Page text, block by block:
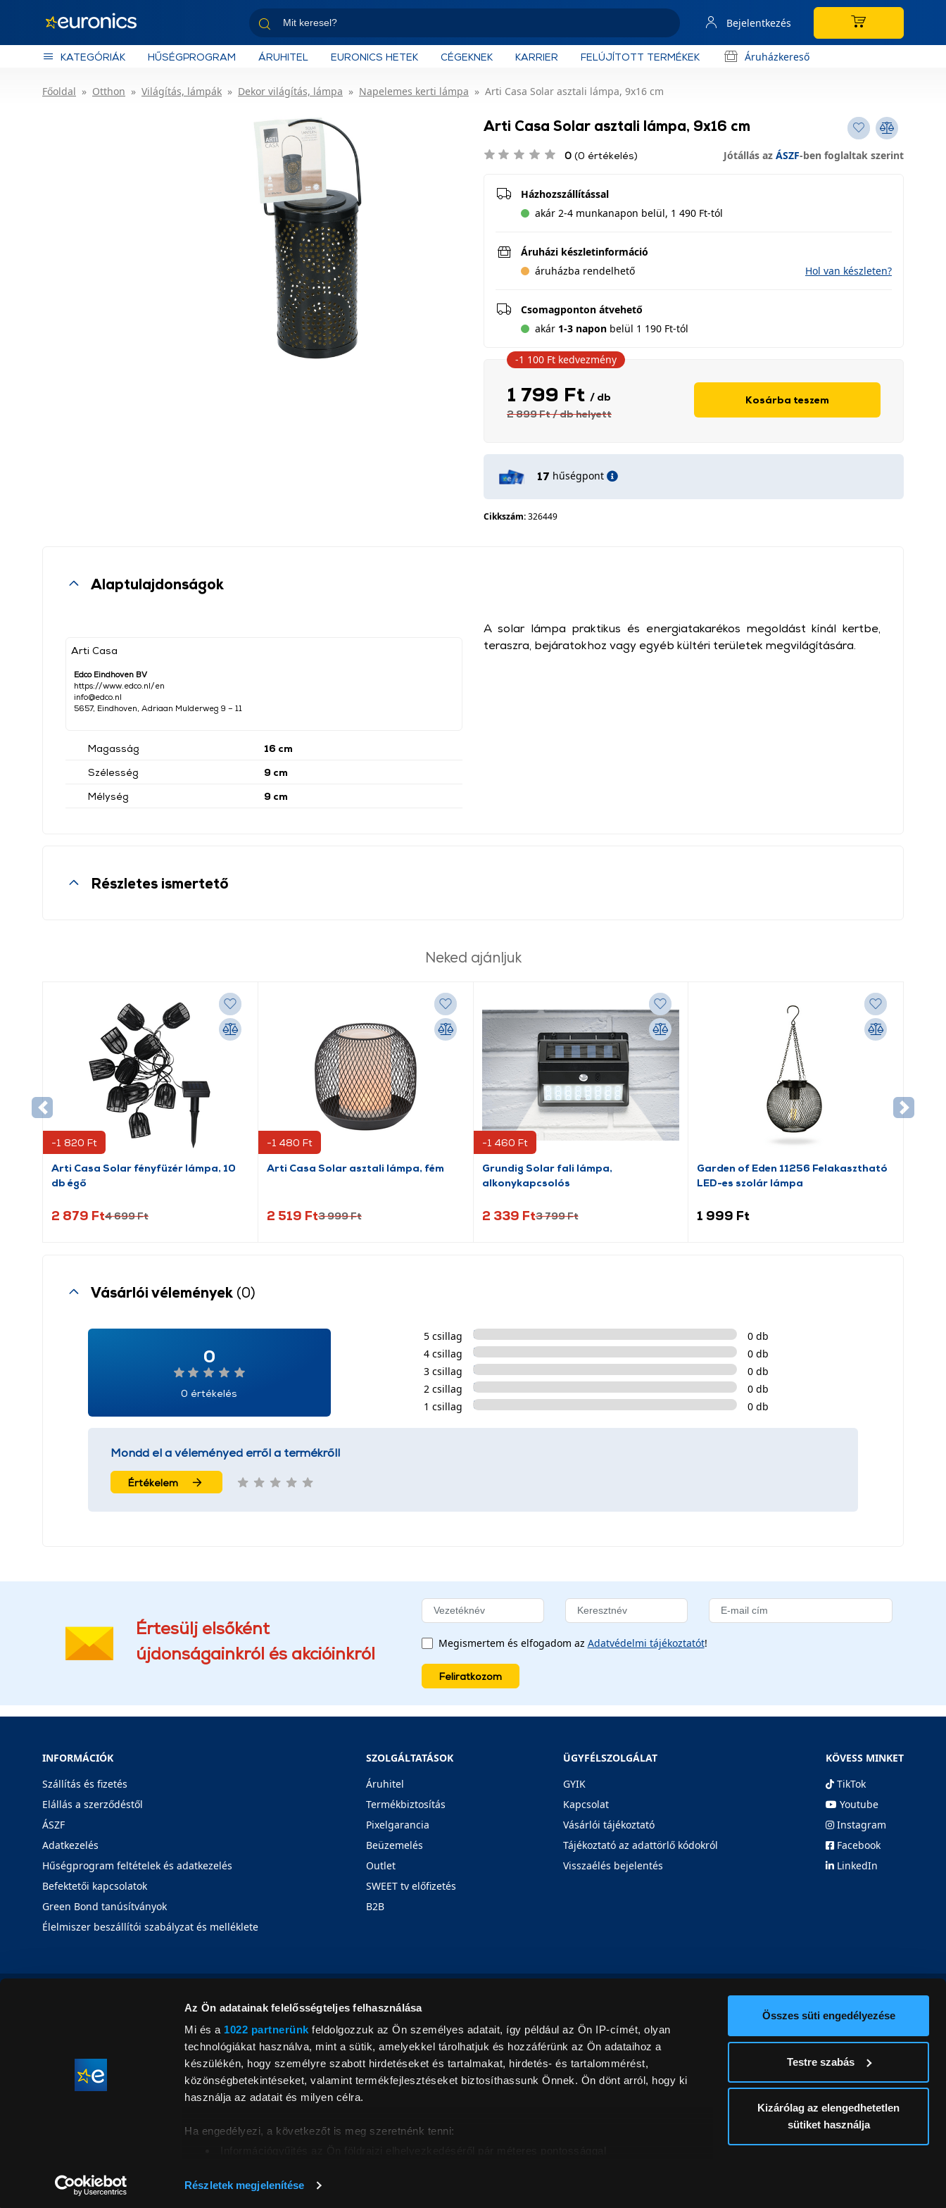
Az Ön adatainak felelősségteljes felhasználása
Mi és a 1022 partnerünk feldolgozzuk az Ön személyes adatait, így például az Ön IP-címét, olyan
technológiákat használva, mint a sütik, amelyekkel tárolhatjuk és hozzáférünk az Ön adataihoz a
készülékén, hogy személyre szabott hirdetéseket és tartalmakat, hirdetés- és tartalommérést,
közönségbetekintéseket, valamint termékfejlesztéseket biztosíthassunk Önnek. Ön dönt arról, hogy ki
használja az adatait és milyen célra.
Ha engedélyezi, a következőt is meg szeretnénk tenni:
ellenőrzésével
Részletek megjelenítése
Összes süti engedélyezése
Testre szabás
Kizárólag az elengedhetetlen
sütiket használja
Bejelentkezés
KATEGÓRIÁK HŰSÉGPROGRAM ÁRUHITEL EURONICS HETEK CÉGEKNEK KARRIER FELÚJÍTOTT TERMÉKEK Áruházkereső
Főoldal Otthon Világítás, lámpák Dekor világítás, lámpa Napelemes kerti lámpa Arti Casa Solar asztali lámpa, 9x16 cm
Arti Casa Solar asztali lámpa, 9x16 cm
0 (0 értékelés) Jótállás az ÁSZF-ben foglaltak szerint
Házhozszállítással
akár 2-4 munkanapon belül, 1 490 Ft-tól
Áruházi készletinformáció
áruházba rendelhető
Hol van készleten?
Csomagponton átvehető
akár 1-3 napon belül 1 190 Ft-tól
1 799 Ft / db
2 899 Ft/ dbhelyett
Kosárba teszem
-1 100 Ft kedvezmény
17 hűségpont
Cikkszám:326449
Alaptulajdonságok
Arti Casa
Edco Eindhoven BV
https://www.edco.nl/en
info@edco.nl
5657, Eindhoven, Adriaan Mulderweg 9 – 11
Magasság
16 cm
Szélesség
9 cm
Mélység
9 cm
A solar lámpa praktikus és energiatakarékos megoldást kínál kertbe,
teraszra, bejáratokhoz vagy egyéb kültéri területek megvilágítására.
Részletes ismertető
Neked ajánljuk
-1 820 Ft
Arti Casa Solar fényfüzér lámpa, 10
db égő
2 879 Ft4 699 Ft
-1 480 Ft
Arti Casa Solar asztali lámpa, fém
2 519 Ft3 999 Ft
-1 460 Ft
Grundig Solar fali lámpa,
alkonykapcsolós
2 339 Ft3 799 Ft
Garden of Eden 11256 Felakasztható
LED-es szolár lámpa
1 999 Ft
Vásárlói vélemények (0)
0
0 értékelés
5 csillag
0 db
4 csillag
0 db
3 csillag
0 db
2 csillag
0 db
1 csillag
0 db
Mondd el a véleményed erről a termékről!
Értékelem
Értesülj elsőként
újdonságainkról és akcióinkról
Megismertem és elfogadom az Adatvédelmi tájékoztatót!
Feliratkozom
INFORMÁCIÓK
Szállítás és fizetés
Elállás a szerződéstől
ÁSZF
Adatkezelés
Hűségprogram feltételek és adatkezelés
Befektetői kapcsolatok
Green Bond tanúsítványok
Élelmiszer beszállítói szabályzat és melléklete
SZOLGÁLTATÁSOK
Áruhitel
Termékbiztosítás
Pixelgarancia
Beüzemelés
Outlet
SWEET tv előfizetés
B2B
ÜGYFÉLSZOLGÁLAT
GYIK
Kapcsolat
Vásárlói tájékoztató
Tájékoztató az adattörlő kódokról
Visszaélés bejelentés
KÖVESS MINKET
TikTok
Youtube
Instagram
Facebook
LinkedIn
© 2026. Minden jog fenntartva! Euronics Műszaki Áruházlánc
feltüntetett árak, képek leírások tájékoztató jellegűek, és nem minősülnek ajánlattételnek, az esetleges pontatlanságért